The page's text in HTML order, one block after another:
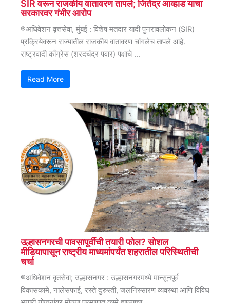
SIR वरून राजकीय वातावरण तापले; जितेंद्र आव्हाड यांचा
सरकारवर गंभीर आरोप
®अधिवेशन वृत्तसेवा, मुंबई : विशेष मतदार यादी पुनरावलोकन (SIR)
प्रक्रियेवरून राज्यातील राजकीय वातावरण चांगलेच तापले आहे.
राष्ट्रवादी काँग्रेस (शरदचंद्र पवार) पक्षाचे ...
Read More
उल्हासनगरची पावसापूर्वीची तयारी फोल? सोशल
मीडियापासून राष्ट्रीय माध्यमांपर्यंत शहरातील परिस्थितीची
चर्चा
®अधिवेशन वृतसेवा; उल्हासनगर : उल्हासनगरमध्ये मान्सूनपूर्व
विकासकामे, नालेसफाई, रस्ते दुरुस्ती, जलनिस्सारण व्यवस्था आणि विविध